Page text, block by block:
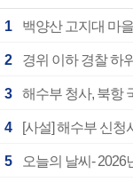
1 백양산 고지대 마
2 경위 이하 경찰 하
3 해수부 청사, 북항
4 [사설] 해수부 신청
5 오늘의 날씨- 2026